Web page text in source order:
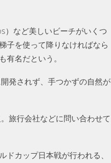
）など美しいビーチがいくつ
子を使って降りなければなら
名だという。
発されず、手つかずの自然が
旅行会社などに問い合わせて
カップ日本戦が行われる、